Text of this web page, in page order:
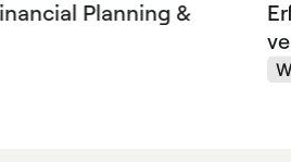
Planning &